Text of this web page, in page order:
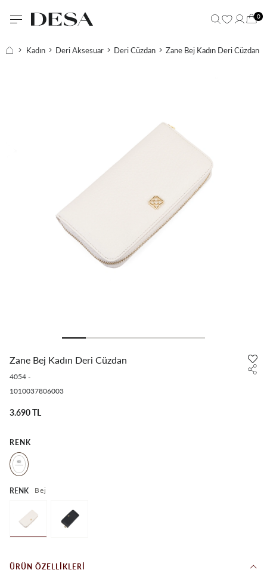
0
Kadın Deri Aksesuar Deri Cüzdan Zane Bej Kadın Deri Cüzdan
Zane Bej Kadın Deri Cüzdan
4054 -
1010037806003
3.690 TL
RENK
RENK Bej
ÜRÜN ÖZELLIKLERI